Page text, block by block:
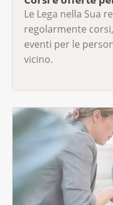
Le Lega nella Sua
regolarmente
eventi per le
vicino.